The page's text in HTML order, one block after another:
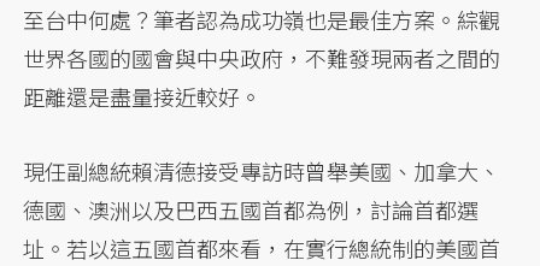
至台中何處？筆者認為成功嶺也是最佳方案。綜觀
世界各國的國會與中央政府，不難發現兩者之間的
距離還是盡量接近較好。
現任副總統賴清德接受專訪時曾舉美國、加拿大、
德國、澳洲以及巴西五國首都為例，討論首都選
址。若以這五國首都來看，在實行總統制的美國首